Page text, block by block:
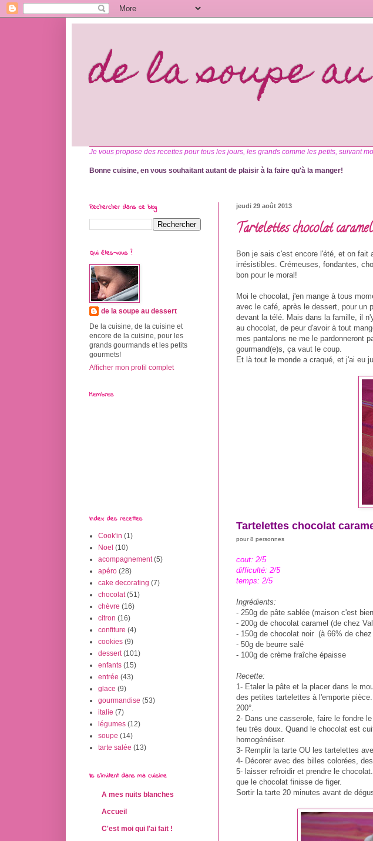
de la soupe
Je vous propose des recettes pour tous les jours, les grands comme les petits, suivant
Bonne cuisine, en vous souhaitant autant de plaisir à la faire qu'à la manger!
jeudi 29 août 2013
Tartelettes chocolat caramel
Bon je sais c'est encore l'été, et on
irrésistibles. Crémeuses, fondantes,
bon pour le moral!
Moi le chocolat, j'en mange à tous
avec le café, après le dessert, pour un
devant la télé. Mais dans la famille, il
au chocolat, de peur d'avoir à tout
mes pantalons ne me le pardonneront
gourmand(e)s, ça vaut le coup.
Et là tout le monde a craqué, et j'ai eu
Tartelettes chocolat
pour 8 personnes
cout: 2/5
difficulté: 2/5
temps: 2/5
Ingrédients:
- 250g de pâte sablée (maison c'est
- 200g de chocolat caramel (de chez
- 150g de chocolat noir (à 66% de chez
- 50g de beurre salé
- 100g de crème fraîche épaisse
Recette:
1- Etaler la pâte et la placer dans le
des petites tartelettes à l'emporte
200°.
2- Dans une casserole, faire le fondre
feu très doux. Quand le chocolat est
homogénéiser.
3- Remplir la tarte OU les tartelettes
4- Décorer avec des billes colorées,
5- laisser refroidir et prendre le
que le chocolat finisse de figer.
Sortir la tarte 20 minutes avant de
Rechercher dans ce blog
Qui êtes-vous ?
de la soupe au dessert
De la cuisine, de la cuisine et
encore de la cuisine, pour les
grands gourmands et les petits
gourmets!
Afficher mon profil complet
Membres
Index des recettes
Cook'in (1)
Noel (10)
acompagnement (5)
apéro (28)
cake decorating (7)
chocolat (51)
chèvre (16)
citron (16)
confiture (4)
cookies (9)
dessert (101)
enfants (15)
entrée (43)
glace (9)
gourmandise (53)
italie (7)
légumes (12)
soupe (14)
tarte salée (13)
Ils s'invitent dans ma cuisine
A mes nuits blanches
Accueil
C'est moi qui l'ai fait !